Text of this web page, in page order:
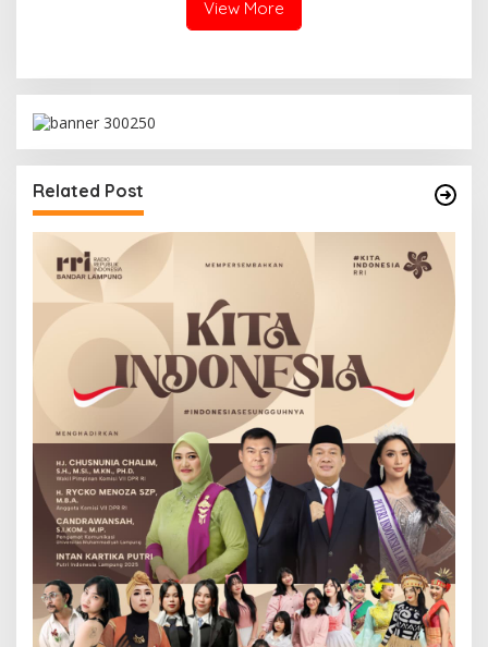
View More
Related Post